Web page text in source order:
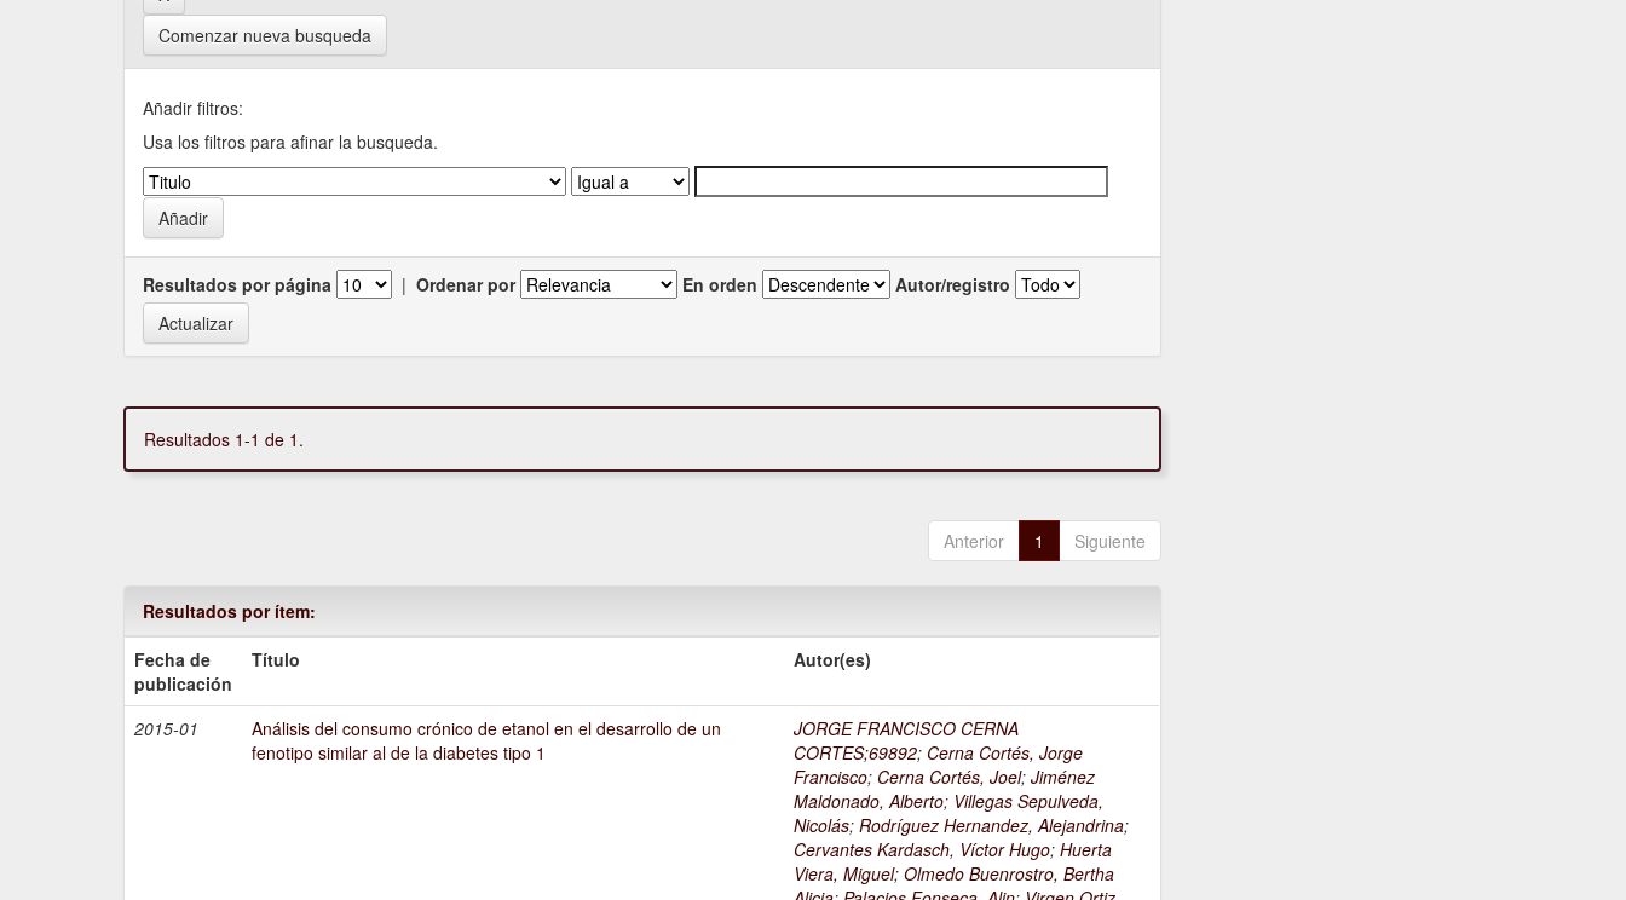
Comenzar nueva busqueda
Añadir filtros:
Usa los filtros para afinar la busqueda.
Resultados por página | Ordenar por En orden Autor/registro
Resultados 1-1 de 1.
Anterior 1 Siguiente
Resultados por ítem:
Fecha de
publicación
Título Autor(es)
2015-01
Análisis del consumo crónico de etanol en el desarrollo de un
fenotipo similar al de la diabetes tipo 1
JORGE FRANCISCO CERNA
CORTES;69892; Cerna Cortés, Jorge
Francisco; Cerna Cortés, Joel;Jiménez
Maldonado, Alberto; Villegas Sepulveda,
Nicolás;Rodríguez Hernandez, Alejandrina;
Cervantes Kardasch, Víctor Hugo;Huerta
Viera, Miguel;Olmedo Buenrostro, Bertha